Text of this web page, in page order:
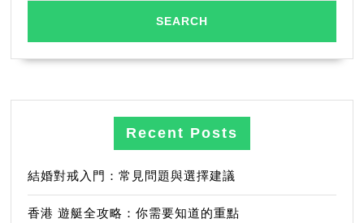
Recent Posts
結婚對戒入門：常見問題與選擇建議
香港 遊艇全攻略：你需要知道的重點